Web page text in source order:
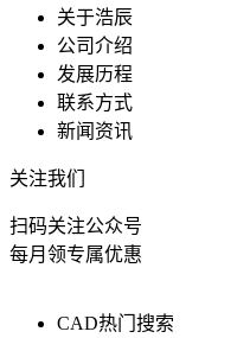
关于浩辰
公司介绍
发展历程
联系方式
新闻资讯
关注我们
扫码关注公众号
每月领专属优惠
CAD热门搜索